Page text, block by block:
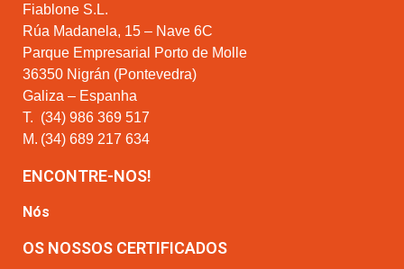
Fiablone S.L.
Rúa Madanela, 15 – Nave 6C
Parque Empresarial Porto de Molle
36350 Nigrán (Pontevedra)
Galiza – Espanha
T. (34) 986 369 517
M. (34) 689 217 634
ENCONTRE-NOS!
Nós
OS NOSSOS CERTIFICADOS